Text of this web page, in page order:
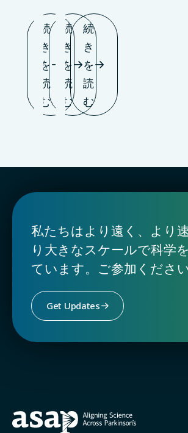
続
き
を
読
む
続
き
を
読
む
続
き
を
読
む
私たちはより遠く、より
り大きなスケールで科学
ています。ご参加ください
Get Updates